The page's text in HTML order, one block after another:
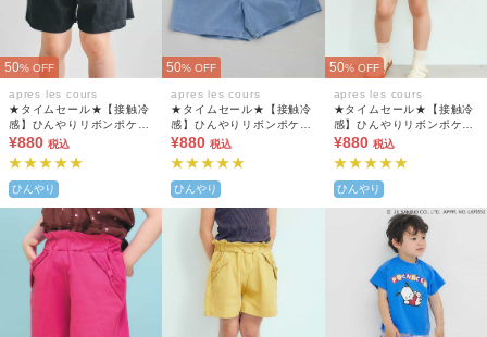
50% OFF
apres les cours
★タイムセール★【接触冷
感】ひんやりリボンポケッ
トショートパンツ
¥880 税込
ひんやり
50% OFF
apres les cours
★タイムセール★【接触冷
感】ひんやりリボンポケッ
トショートパンツ
¥880 税込
ひんやり
50% OFF
apres les cours
★タイムセール★【接触冷
感】ひんやりリボンポケッ
トショートパンツ
¥880 税込
ひんやり